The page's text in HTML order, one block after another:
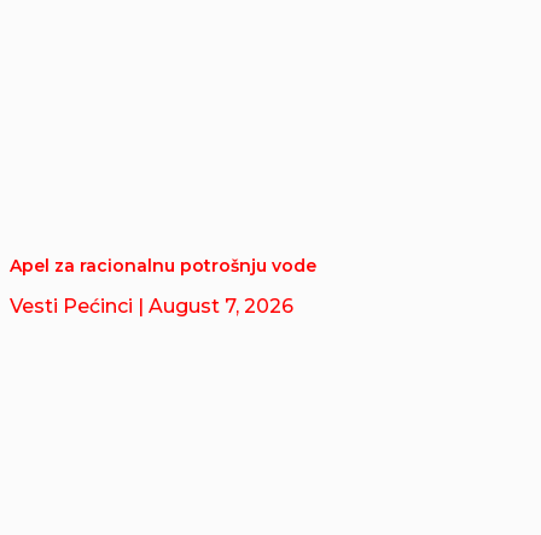
Apel za racionalnu potrošnju vode
Vesti Pećinci | August 7, 2026